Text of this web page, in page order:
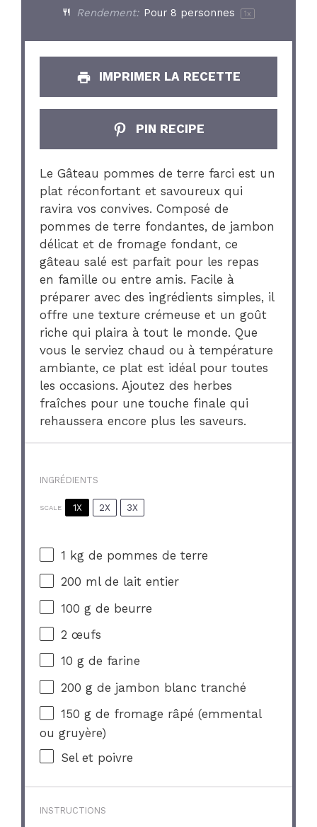
Rendement: Pour 8 personnes 1x
IMPRIMER LA RECETTE
PIN RECIPE
Le Gâteau pommes de terre farci est un
plat réconfortant et savoureux qui
ravira vos convives. Composé de
pommes de terre fondantes, de jambon
délicat et de fromage fondant, ce
gâteau salé est parfait pour les repas
en famille ou entre amis. Facile à
préparer avec des ingrédients simples, il
offre une texture crémeuse et un goût
riche qui plaira à tout le monde. Que
vous le serviez chaud ou à température
ambiante, ce plat est idéal pour toutes
les occasions. Ajoutez des herbes
fraîches pour une touche finale qui
rehaussera encore plus les saveurs.
INGRÉDIENTS
SCALE 1X 2X 3X
1 kg de pommes de terre
200 ml de lait entier
100 g de beurre
2 œufs
10 g de farine
200 g de jambon blanc tranché
150 g de fromage râpé (emmental
ou gruyère)
Sel et poivre
INSTRUCTIONS